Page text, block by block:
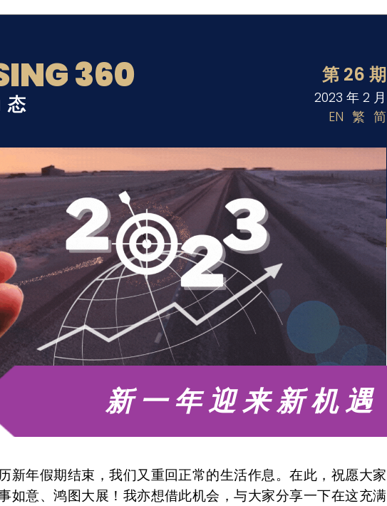
360 第 26 期
2023 年 2 月
EN 繁 简
新一年迎来新机遇
新年假期结束，我们又重回正常的生活作息。在此，祝愿大家
如意、鸿图大展！我亦想借此机会，与大家分享一下在这充满